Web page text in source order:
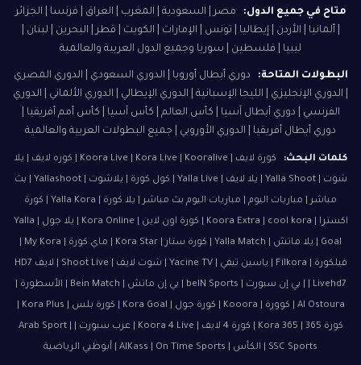
متاح في جميع الدول:
مصر | السعودية | المغرب | العراق | فرنسا | الجزائر
| ألمانيا | الأردن | إيطاليا | تونس | الإمارات | الكويت | قطر | البحرين | لبنان |
ليبيا | فلسطين | سوريا وجميع الدول العربية والعالمية
البطولات المتاحة:
دوري أبطال أوروبا | الدوري السعودي | الدوري المصري
| الدوري الإنجليزي | الليجا الإسبانية | الدوري الإيطالي | الدوري الألماني | الدوري
الفرنسي | دوري أبطال آسيا | كأس العالم | كأس آسيا | كأس أمم أفريقيا |
دوري أبطال أفريقيا | الدوري الأوروبي | جميع البطولات العربية والعالمية
كلمات البحث:
كورة لايف | Koora Live | Kora Live | Kooralive | كوره لايف | يلا
شوت | Yalla Shoot | يلا لايف | Yalla Live | كول كورة | يلاشوت | Yallashoot | بث
مباشر | مباريات اليوم | مباريات اليوم بث مباشر | يلا كورة | Yalla Kora | كورة
اكسترا | Koora Extra | cool kora | كورة اون لاين | Kora Online | يلا جول | Yalla
فيلكورة | Filkora | ياسين تيفي | Yacine TV | شوت لايف | Shoot Live | لايف HD7
| Livehd7 | بي إن سبورت | beIN Sports | بي إن ماتش | Bein Match | الأسطورة |
كورة 365 | Kora 365 | كورة 4 لايف | Koora 4 Live | عرب سبورت | Arab Sport |
SSC Sports | الكأس | AlKass | On Time Sports | أبوظبي الرياضية